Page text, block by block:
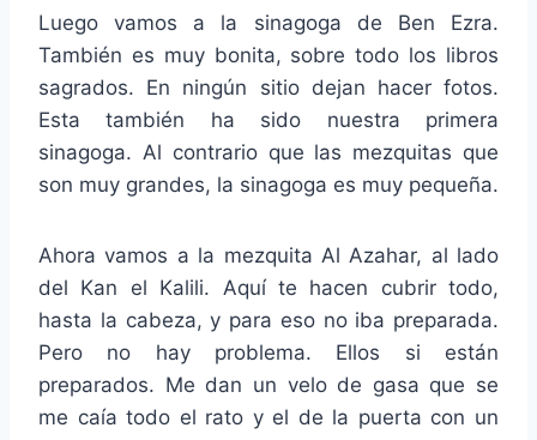
Luego vamos a la sinagoga de Ben Ezra.
También es muy bonita, sobre todo los libros
sagrados. En ningún sitio dejan hacer fotos.
Esta también ha sido nuestra primera
sinagoga. Al contrario que las mezquitas que
son muy grandes, la sinagoga es muy pequeña.
Ahora vamos a la mezquita Al Azahar, al lado
del Kan el Kalili. Aquí te hacen cubrir todo,
hasta la cabeza, y para eso no iba preparada.
Pero no hay problema. Ellos si están
preparados. Me dan un velo de gasa que se
me caía todo el rato y el de la puerta con un